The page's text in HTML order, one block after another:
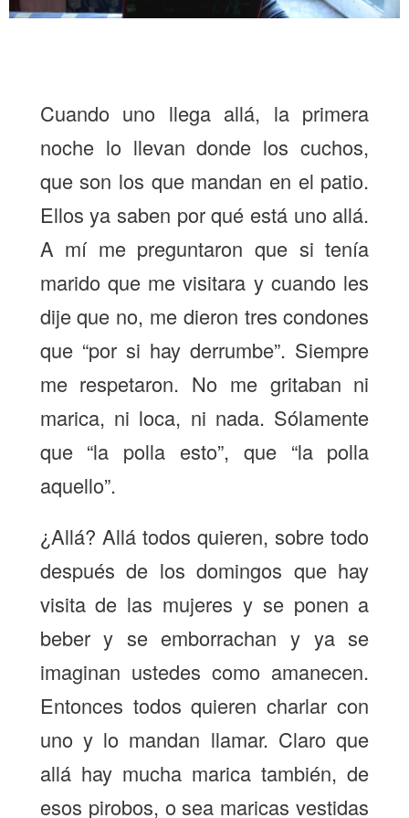
Cuando uno llega allá, la primera
noche lo llevan donde los cuchos,
que son los que mandan en el patio.
Ellos ya saben por qué está uno allá.
A mí me preguntaron que si tenía
marido que me visitara y cuando les
dije que no, me dieron tres condones
que “por si hay derrumbe”. Siempre
me respetaron. No me gritaban ni
marica, ni loca, ni nada. Sólamente
que “la polla esto”, que “la polla
aquello”.
¿Allá? Allá todos quieren, sobre todo
después de los domingos que hay
visita de las mujeres y se ponen a
beber y se emborrachan y ya se
imaginan ustedes como amanecen.
Entonces todos quieren charlar con
uno y lo mandan llamar. Claro que
allá hay mucha marica también, de
esos pirobos, o sea maricas vestidas